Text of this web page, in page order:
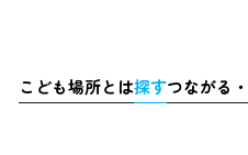
こども場所とは探すつながる・